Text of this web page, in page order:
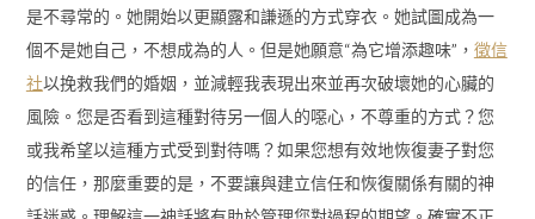
是不尋常的。她開始以更顯露和謙遜的方式穿衣。她試圖成為一
個不是她自己，不想成為的人。但是她願意“為它增添趣味”， 徵信
社以挽救我們的婚姻，並減輕我表現出來並再次破壞她的心臟的
風險。您是否看到這種對待另一個人的噁心，不尊重的方式？您
或我希望以這種方式受到對待嗎？如果您想有效地恢復妻子對您
的信任，那麼重要的是，不要讓與建立信任和恢復關係有關的神